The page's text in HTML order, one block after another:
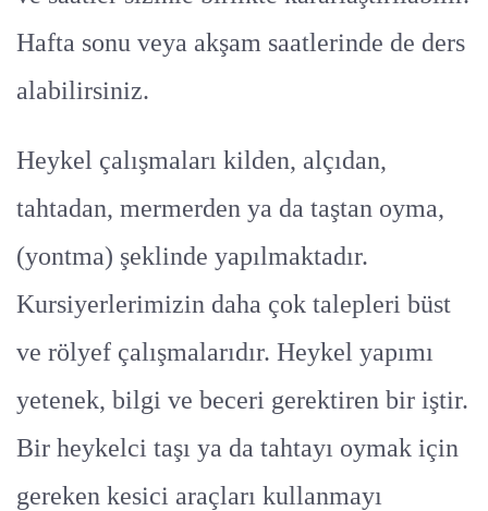
Hafta sonu veya akşam saatlerinde de ders
alabilirsiniz.
Heykel çalışmaları kilden, alçıdan,
tahtadan, mermerden ya da taştan oyma,
(yontma) şeklinde yapılmaktadır.
Kursiyerlerimizin daha çok talepleri büst
ve rölyef çalışmalarıdır. Heykel yapımı
yetenek, bilgi ve beceri gerektiren bir iştir.
Bir heykelci taşı ya da tahtayı oymak için
gereken kesici araçları kullanmayı